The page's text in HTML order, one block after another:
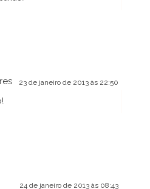
23 de janeiro de 2013 às 22:50
24 de janeiro de 2013 às 08:43